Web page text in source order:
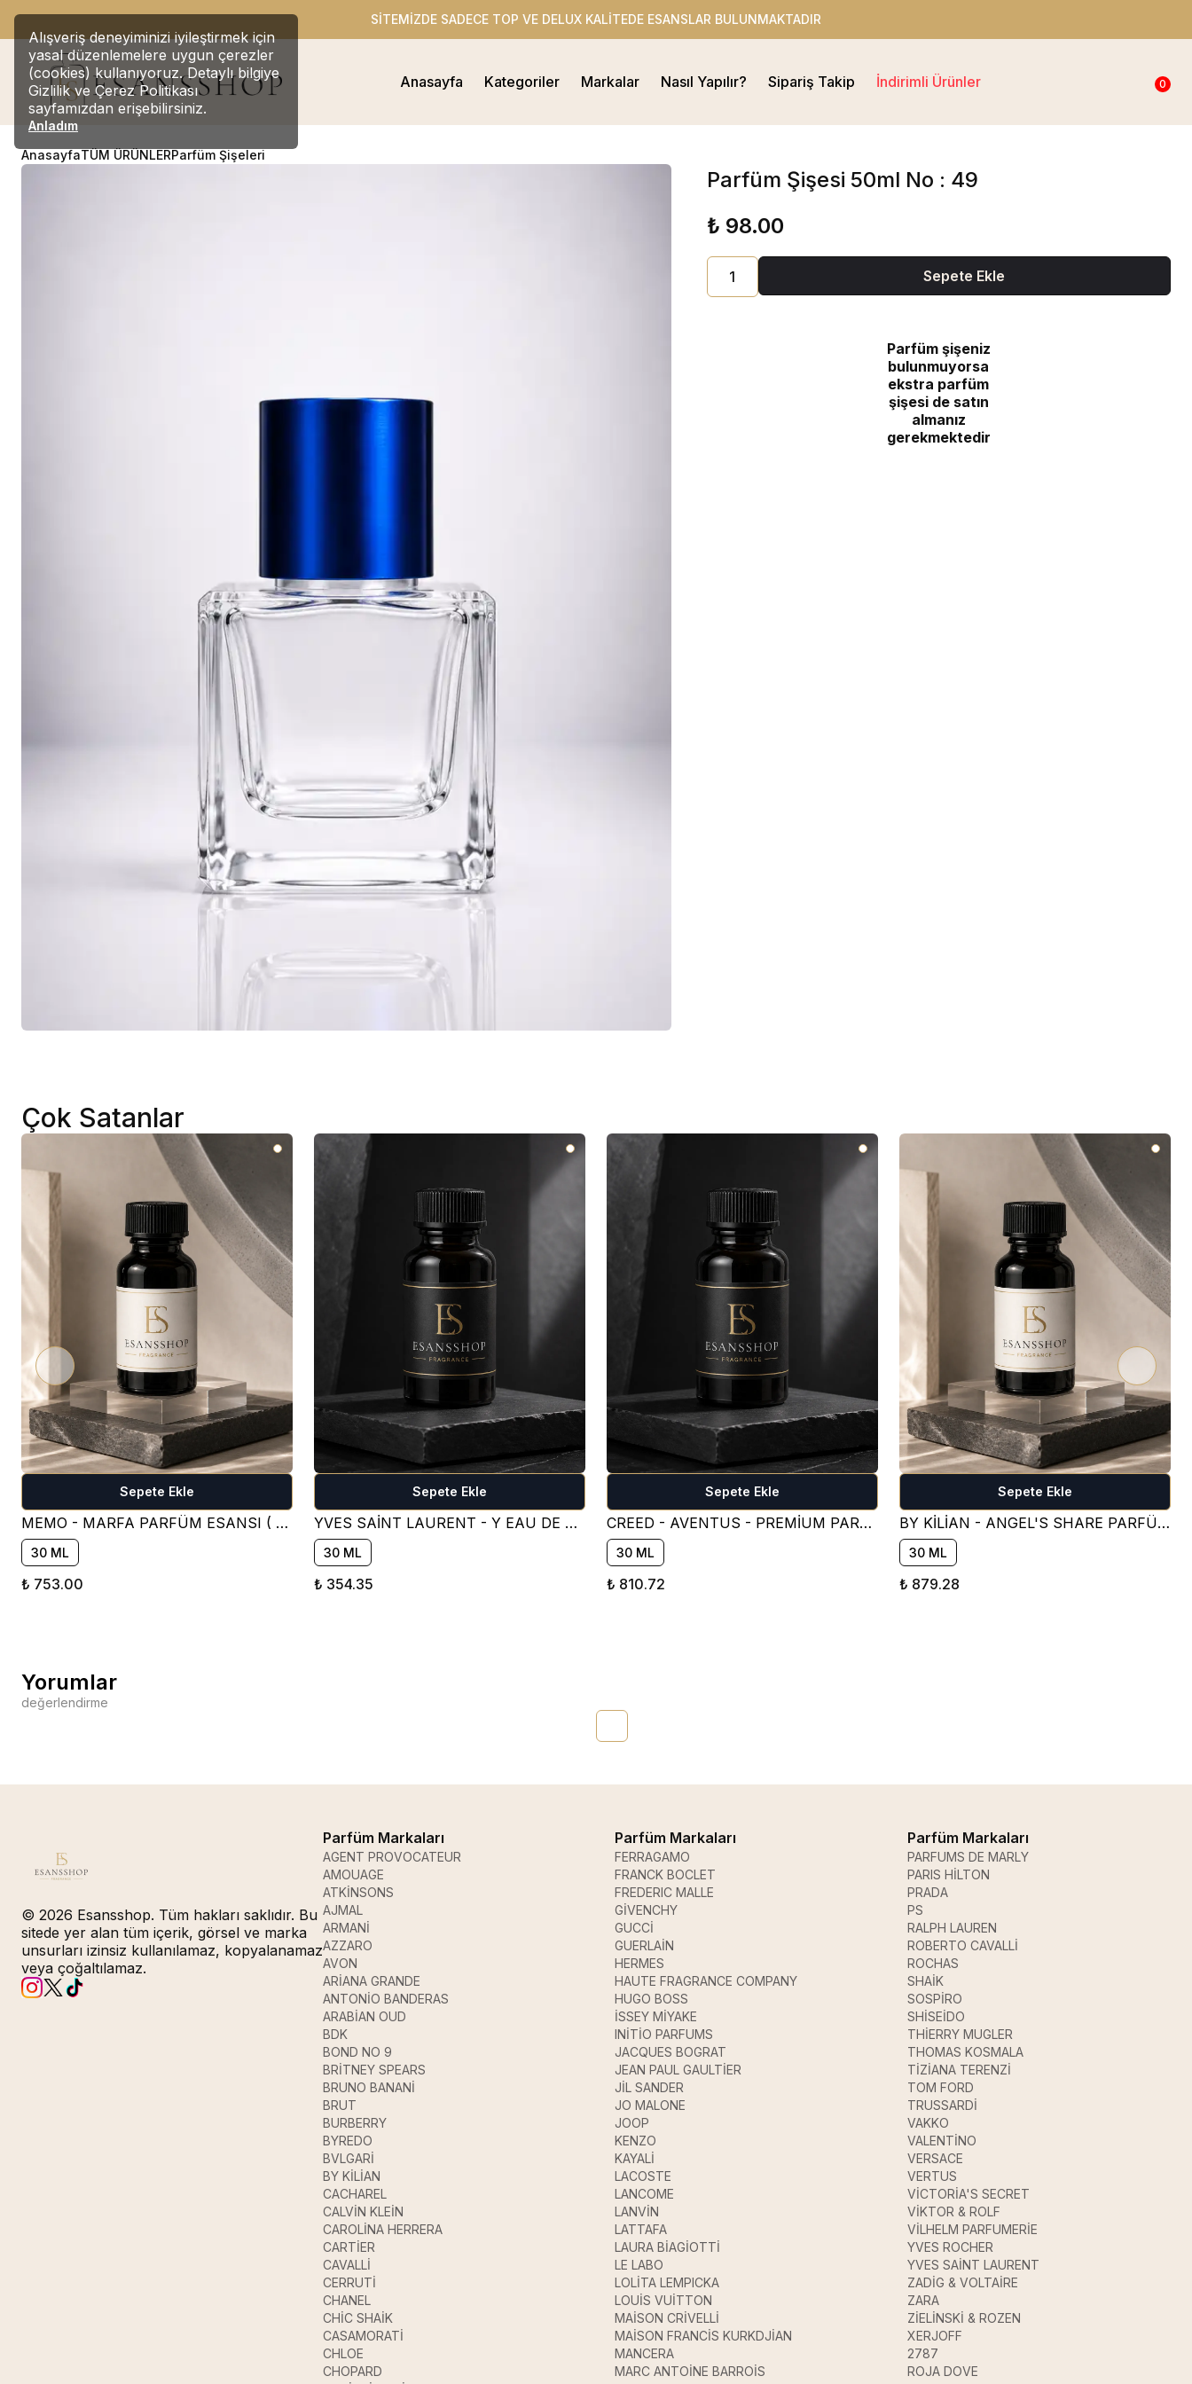
Alışveriş deneyiminizi iyileştirmek için
yasal düzenlemelere uygun çerezler
(cookies) kullanıyoruz. Detaylı bilgiye
Gizlilik ve Çerez Politikası
sayfamızdan erişebilirsiniz.
Anladım
SİTEMİZDE SADECE TOP VE DELUX KALİTEDE ESANSLAR BULUNMAKTADIR
Anasayfa Kategoriler Markalar Nasıl Yapılır? Sipariş Takip İndirimli Ürünler 0
AnasayfaTÜM ÜRÜNLERParfüm Şişeleri
Parfüm Şişesi 50ml No : 49
₺ 98.00
Sepete Ekle
Parfüm şişeniz
bulunmuyorsa
ekstra parfüm
şişesi de satın
almanız
gerekmektedir
Çok Satanlar
Sepete Ekle
MEMO - MARFA PARFÜM ESANSI ( ÇİÇEKSİ )
30 ML
₺ 753.00
Sepete Ekle
YVES SAİNT LAURENT - Y EAU DE PARFUM PARFÜM ESANSI ( TATLI )
30 ML
₺ 354.35
Sepete Ekle
CREED - AVENTUS - PREMİUM PARFÜM ESANSI ( FRESH )
30 ML
₺ 810.72
Sepete Ekle
BY KİLİAN - ANGEL'S SHARE PARFÜM ESANSI ( TATLI )
30 ML
₺ 879.28
Yorumlar
değerlendirme
© 2026 Esansshop. Tüm hakları saklıdır. Bu
sitede yer alan tüm içerik, görsel ve marka
unsurları izinsiz kullanılamaz, kopyalanamaz
veya çoğaltılamaz.
Parfüm Markaları
AGENT PROVOCATEUR
AMOUAGE
ATKİNSONS
AJMAL
ARMANİ
AZZARO
AVON
ARİANA GRANDE
ANTONİO BANDERAS
ARABİAN OUD
BDK
BOND NO 9
BRİTNEY SPEARS
BRUNO BANANİ
BRUT
BURBERRY
BYREDO
BVLGARİ
BY KİLİAN
CACHAREL
CALVİN KLEİN
CAROLİNA HERRERA
CARTİER
CAVALLİ
CERRUTİ
CHANEL
CHİC SHAİK
CASAMORATİ
CHLOE
CHOPARD
Parfüm Markaları
FERRAGAMO
FRANCK BOCLET
FREDERIC MALLE
GİVENCHY
GUCCİ
GUERLAİN
HERMES
HAUTE FRAGRANCE COMPANY
HUGO BOSS
İSSEY MİYAKE
INİTİO PARFUMS
JACQUES BOGRAT
JEAN PAUL GAULTİER
JİL SANDER
JO MALONE
JOOP
KENZO
KAYALİ
LACOSTE
LANCOME
LANVİN
LATTAFA
LAURA BİAGİOTTİ
LE LABO
LOLİTA LEMPICKA
LOUİS VUİTTON
MAİSON CRİVELLİ
MAİSON FRANCİS KURKDJİAN
MANCERA
MARC ANTOİNE BARROİS
Parfüm Markaları
PARFUMS DE MARLY
PARIS HİLTON
PRADA
PS
RALPH LAUREN
ROBERTO CAVALLİ
ROCHAS
SHAİK
SOSPİRO
SHİSEİDO
THİERRY MUGLER
THOMAS KOSMALA
TİZİANA TERENZİ
TOM FORD
TRUSSARDİ
VAKKO
VALENTİNO
VERSACE
VERTUS
VİCTORİA'S SECRET
VİKTOR & ROLF
VİLHELM PARFUMERİE
YVES ROCHER
YVES SAİNT LAURENT
ZADİG & VOLTAİRE
ZARA
ZİELİNSKİ & ROZEN
XERJOFF
2787
ROJA DOVE